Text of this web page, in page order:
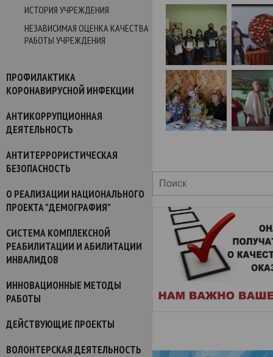
ИСТОРИЯ УЧРЕЖДЕНИЯ
НЕЗАВИСИМАЯ ОЦЕНКА КАЧЕСТВА
РАБОТЫ УЧРЕЖДЕНИЯ
ПРОФИЛАКТИКА
КОРОНАВИРУСНОЙ ИНФЕКЦИИ
АНТИКОРРУПЦИОННАЯ
ДЕЯТЕЛЬНОСТЬ
АНТИТЕРРОРИСТИЧЕСКАЯ
БЕЗОПАСНОСТЬ
О РЕАЛИЗАЦИИ НАЦИОНАЛЬНОГО
ПРОЕКТА "ДЕМОГРАФИЯ"
СИСТЕМА КОМПЛЕКСНОЙ
РЕАБИЛИТАЦИИ И АБИЛИТАЦИИ
ИНВАЛИДОВ
ИННОВАЦИОННЫЕ МЕТОДЫ
РАБОТЫ
ДЕЙСТВУЮЩИЕ ПРОЕКТЫ
ВОЛОНТЕРСКАЯ ДЕЯТЕЛЬНОСТЬ